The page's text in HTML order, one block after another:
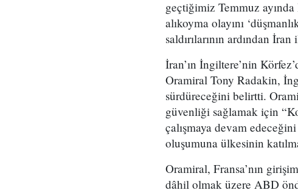
geçtiğimiz Temmuz
alıkoyma olayını
saldırılarının ardından
İran’ın İngiltere’nin
Oramiral Tony Radakin,
sürdüreceğini belirtti.
güvenliği sağlamak için
çalışmaya devam
oluşumuna ülkesinin
Oramiral, Fransa’nın
dâhil olmak üzere ABD